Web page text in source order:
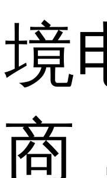
境
商